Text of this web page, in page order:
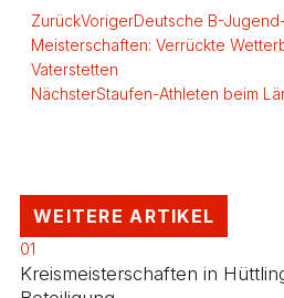
ZurückVorigerDeutsche B-
Meisterschaften: Verrückte
Vaterstetten
NächsterStaufen-Athleten beim
WEITERE ARTIKEL
01
Kreismeisterschaften in